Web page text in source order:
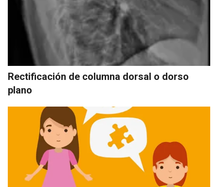
Rectificación de columna dorsal o dorso
plano